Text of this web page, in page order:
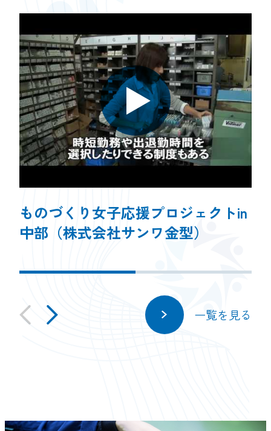
ものづくり女子応援プロジェクトin
中部（株式会社サンワ金型）
一覧を見る